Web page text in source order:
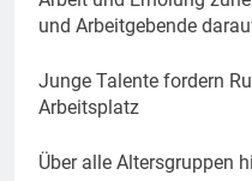
und Arbeitgebende
Junge Talente fordern
Arbeitsplatz
Über alle Altersgruppen